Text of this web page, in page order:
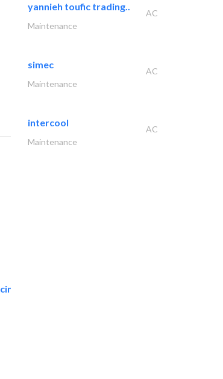
cinmar lighting house
yannieh toufic trading..
AC
Maintenance
simec
AC
Maintenance
intercool
AC
Maintenance